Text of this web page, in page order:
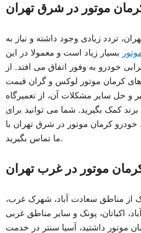
موتور در شرق تهران
تردد زیادی وجود داشته و نیاز به
بسیار زیاد است و معمولا در این
خودرو به وفور اتفاق می افتد. از
کرمان موتور لوکس و گران قیمت
و حل سایر مشکلات آن، از تعمیرگاه
کمک بگیرید. شما می توانید برای
خودرو کرمان موتور در شرق تهران با
ما تماس بگیرید.
کرمان موتور در غرب تهران
از مناطق سعادت آباد، شهرک غرب،
اکباتان، پونک و سایر مناطق غربی
موتور داشتید، آسیا سنتر در خدمت